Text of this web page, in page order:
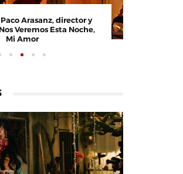
Arasanz, director y
Veremos Esta Noche,
Mi Amor